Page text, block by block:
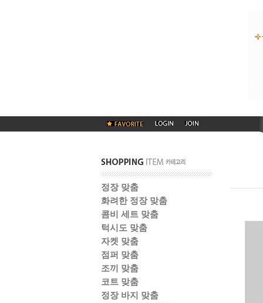
정장 맞춤
화려한 정장 맞춤
콤비 세트 맞춤
턱시도 맞춤
자켓 맞춤
점퍼 맞춤
조끼 맞춤
코트 맞춤
정장 바지 맞춤